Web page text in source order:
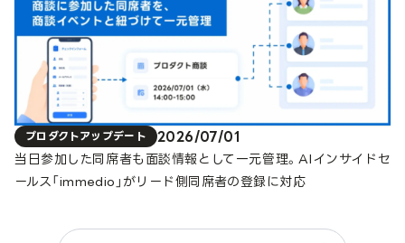
プロダクトアップデート
2026/07/01
当日参加した同席者も面談情報として一元管理。AIインサイドセ
ールス「immedio」がリード側同席者の登録に対応